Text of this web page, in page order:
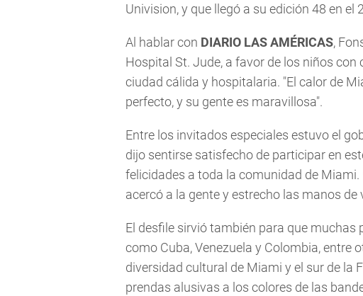
Univision, y que llegó a su edición 48 en el
Al hablar con DIARIO LAS AMÉRICAS,
Hospital St. Jude, a favor de los niños
ciudad cálida y hospitalaria. "El calor de
perfecto, y su gente es maravillosa".
Entre los invitados especiales estuvo el
dijo sentirse satisfecho de participar en
felicidades a toda la comunidad de
acercó a la gente y estrecho las manos de
El desfile sirvió también para que muchas
como Cuba, Venezuela y Colombia, entre
diversidad cultural de Miami y el sur de la
prendas alusivas a los colores de las